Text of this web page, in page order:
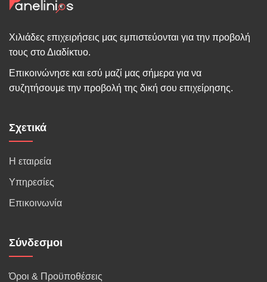
Χιλιάδες επιχειρήσεις μας εμπιστεύονται για την προβολή
τους στο Διαδίκτυο.
Επικοινώνησε και εσύ μαζί μας σήμερα για να
συζητήσουμε την προβολή της δική σου επιχείρησης.
Σχετικά
Η εταιρεία
Υπηρεσίες
Επικοινωνία
Σύνδεσμοι
Όροι & Προϋποθέσεις